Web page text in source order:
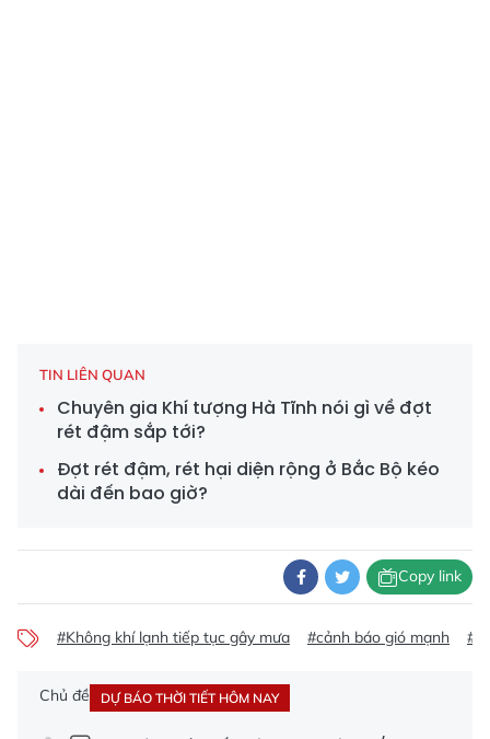
TIN LIÊN QUAN
Chuyên gia Khí tượng Hà Tĩnh nói gì về đợt
rét đậm sắp tới?
Đợt rét đậm, rét hại diện rộng ở Bắc Bộ kéo
dài đến bao giờ?
Copy link
#Không khí lạnh tiếp tục gây mưa #cảnh báo gió mạnh
Chủ đề DỰ BÁO THỜI TIẾT HÔM NAY